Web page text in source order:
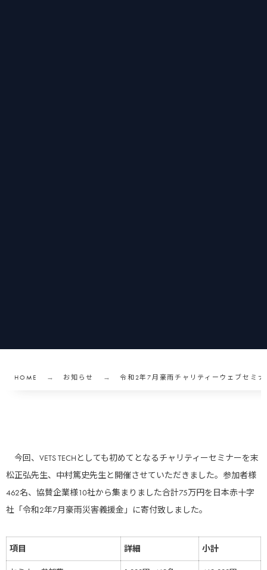
HOME お知らせ 令和2年7月豪雨チャリティーウェブセミ
今回、VETS TECHとしても初めてとなるチャリティーセミナーを末
松正弘先生、中村篤史先生と開催させていただきました。参加者様
462名、協賛企業様10社から集まりました合計75万円を日本赤十字
社「令和2年7月豪雨災害義援金」に寄付致しました。
項目 詳細 小計